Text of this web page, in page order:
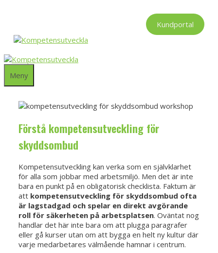
Kundportal
Meny
Förstå kompetensutveckling för
skyddsombud
Kompetensutveckling kan verka som en självklarhet
för alla som jobbar med arbetsmiljö. Men det är inte
bara en punkt på en obligatorisk checklista. Faktum är
att kompetensutveckling för skyddsombud ofta
är lagstadgad och spelar en direkt avgörande
roll för säkerheten på arbetsplatsen. Oväntat nog
handlar det här inte bara om att plugga paragrafer
eller gå kurser utan om att bygga en helt ny kultur där
varje medarbetares välmående hamnar i centrum.